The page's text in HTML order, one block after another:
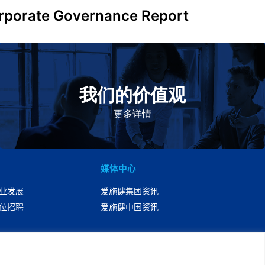
Governance Report
我们的价值观
更多详情
我们的价值观是爱施健存立和发展的基石。集团上下以
此为指引，为实现集团目标而共同奋斗。
发展
招聘
媒体中心
爱施健集团资讯
爱施健中国资讯